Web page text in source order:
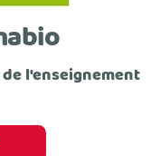
l'enseignement